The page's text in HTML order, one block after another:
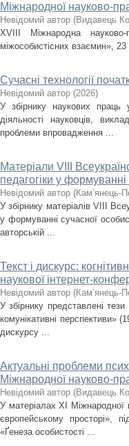
Міжнародної науково-
Невідомий автор (Видавець
XVІІІ Міжнародна
міжособистісних взаємин»,
Сучасні технології
Невідомий автор (2026)
У збірнику наукових праць
діяльності науковців,
проблеми впровадження ...
Матеріали VІІІ
педагогіки у
Невідомий автор (Кам’янець-
У збірнику матеріалів VІІІ
у формуванні сучасної
авторській ...
Текст і дискурс:
наукової інтер­нет-
Невідомий автор (Кам’янець-
У збірнику представлені тези
комунікативні перспективи»
дискурсу ...
Актуальні проблеми
Міжнародної науково-
Невідомий автор (Видавець
У матеріалах XІ Міжнародної
європейському просторі»,
«Ґенеза особистості ...